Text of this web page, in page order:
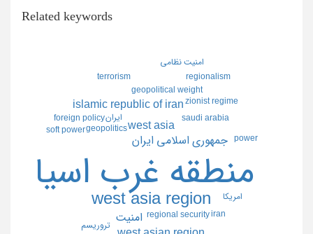
Related keywords
منطقه غرب اسيا
west asia region
جمهوري اسلامي ايران
west asia
امنيت
islamic republic of iran
geopolitical weight
geopolitics
regional security
saudi arabia
zionist regime
امريكا
foreign policy
iran
power
regionalism
soft power
terrorism
امنيت نظامي
ايران
تروريسم